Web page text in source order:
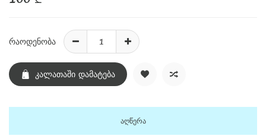
რაოდენობა
Კალათაში Დამატება
აღწერა